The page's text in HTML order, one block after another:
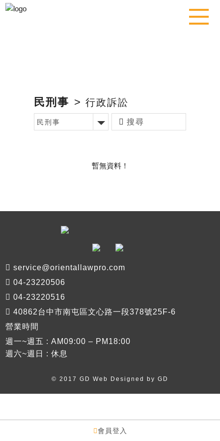
會員登入
民刑事 > 行政訴訟
民刑事
暫無資料！
service@orientallawpro.com
04-23220506
04-23220516
40862台中市南屯區文心路一段378號25F-6
營業時間
週一~週五 : AM09:00 – PM18:00
週六~週日 : 休息
© 2017 GD Web Designed by GD